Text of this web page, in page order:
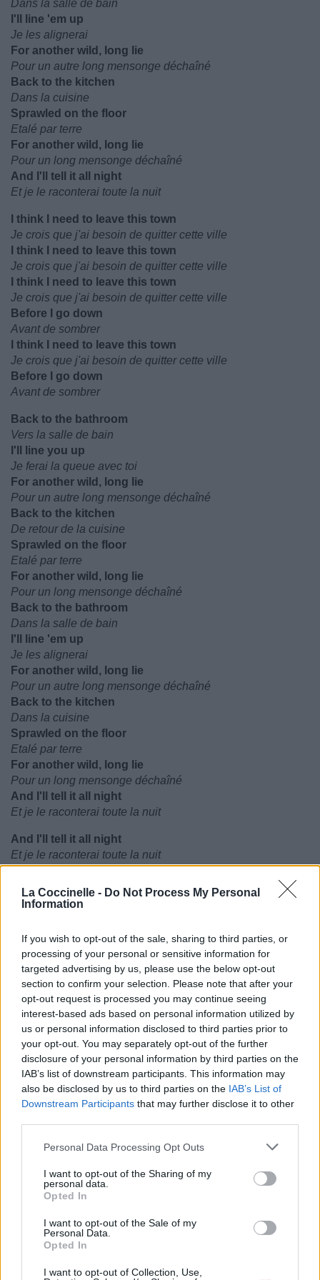
La Coccinelle - Do Not Process My Personal
Information
If you wish to opt-out of the sale, sharing to third parties, or
processing of your personal or sensitive information for
targeted advertising by us, please use the below opt-out
section to confirm your selection. Please note that after your
opt-out request is processed you may continue seeing
interest-based ads based on personal information utilized by
us or personal information disclosed to third parties prior to
your opt-out. You may separately opt-out of the further
disclosure of your personal information by third parties on the
IAB’s list of downstream participants. This information may
also be disclosed by us to third parties on the IAB’s List of
Downstream Participants that may further disclose it to other
Personal Data Processing Opt Outs
I want to opt-out of the Sharing of my
personal data.
Opted In
I want to opt-out of the Sale of my
Personal Data.
Opted In
I want to opt-out of Collection, Use,
Dans la salle de bain
I'll line 'em up
Je les alignerai
For another wild, long lie
Pour un autre long mensonge déchaîné
Back to the kitchen
Dans la cuisine
Sprawlеd on the floor
Etalé par terre
For another wild, long lie
Pour un long mensonge déchaîné
And I'll tеll it all night
Et je le raconterai toute la nuit
I think I need to leave this town
Je crois que j'ai besoin de quitter cette ville
I think I need to leave this town
Je crois que j'ai besoin de quitter cette ville
I think I need to leave this town
Je crois que j'ai besoin de quitter cette ville
Before I go down
Avant de sombrer
I think I need to leave this town
Je crois que j'ai besoin de quitter cette ville
Before I go down
Avant de sombrer
Back to the bathroom
Vers la salle de bain
I'll line you up
Je ferai la queue avec toi
For another wild, long lie
Pour un autre long mensonge déchaîné
Back to the kitchen
De retour de la cuisine
Sprawlеd on the floor
Etalé par terre
For another wild, long lie
Pour un long mensonge déchaîné
Back to the bathroom
Dans la salle de bain
I'll line 'em up
Je les alignerai
For another wild, long lie
Pour un autre long mensonge déchaîné
Back to the kitchen
Dans la cuisine
Sprawlеd on the floor
Etalé par terre
For another wild, long lie
Pour un long mensonge déchaîné
And I'll tеll it all night
Et je le raconterai toute la nuit
And I'll tеll it all night
Et je le raconterai toute la nuit
Albums :
People Watching